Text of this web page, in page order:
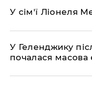
У сім'ї Ліонеля
У Геленджику
почалася масова